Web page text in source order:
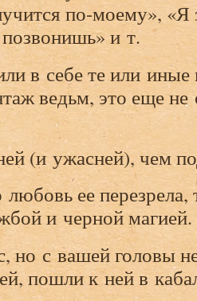
по-моему», «Я
и т.
в себе те или иные
ведьм, это еще не
(и ужасней), чем
ее перезрела,
и черной магией.
но с вашей головы
пошли к ней в